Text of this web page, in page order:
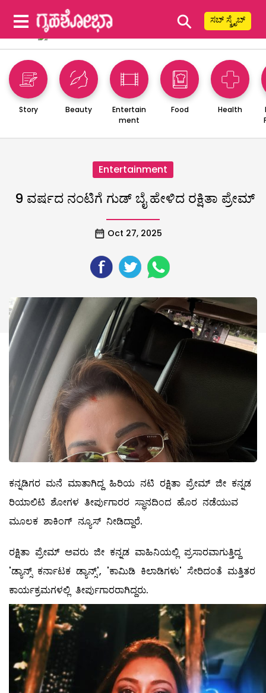
⚲ ಸಬ್ ಸ್ಕ್ರೈಬ್
Story Beauty
Entertain
ment
Food Health
Entertainment
9 ವರ್ಷದ ನಂಟಿಗೆ ಗುಡ್ ಬೈ ಹೇಳಿದ ರಕ್ಷಿತಾ ಪ್ರೇಮ್​
Oct 27, 2025
ಕನ್ನಡಿಗರ ಮನೆ ಮಾತಾಗಿದ್ದ ಹಿರಿಯ ನಟಿ ರಕ್ಷಿತಾ ಪ್ರೇಮ್ ಜೀ ಕನ್ನಡ
ರಿಯಾಲಿಟಿ ಶೋಗಳ ತೀರ್ಪುಗಾರರ ಸ್ಥಾನದಿಂದ ಹೊರ ನಡೆಯುವ
ಮೂಲಕ ಶಾಕಿಂಗ್ ನ್ಯೂಸ್ ನೀಡಿದ್ದಾರೆ.
ರಕ್ಷಿತಾ ಪ್ರೇಮ್ ಅವರು ಜೀ ಕನ್ನಡ ವಾಹಿನಿಯಲ್ಲಿ ಪ್ರಸಾರವಾಗುತ್ತಿದ್ದ
'ಡ್ಯಾನ್ಸ್ ಕರ್ನಾಟಕ ಡ್ಯಾನ್ಸ್', 'ಕಾಮಿಡಿ ಕಿಲಾಡಿಗಳು' ಸೇರಿದಂತೆ ಮತ್ತಿತರ
ಕಾರ್ಯಕ್ರಮಗಳಲ್ಲಿ ತೀರ್ಪುಗಾರರಾಗಿದ್ದರು.